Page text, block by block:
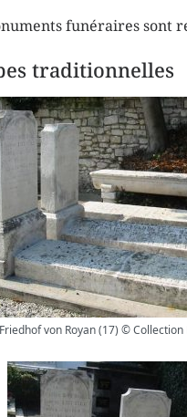
funéraires sont
traditionnelles
Friedhof von Royan (17) ©